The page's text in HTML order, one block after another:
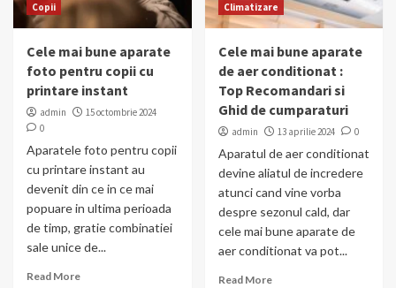
Copii
Cele mai bune aparate
foto pentru copii cu
printare instant
admin
15 octombrie 2024
0
Aparatele foto pentru copii
cu printare instant au
devenit din ce in ce mai
popuare in ultima perioada
de timp, gratie combinatiei
sale unice de...
Read More
Climatizare
Cele mai bune aparate
de aer conditionat :
Top Recomandari si
Ghid de cumparaturi
admin 13 aprilie 2024 0
Aparatul de aer conditionat
devine aliatul de incredere
atunci cand vine vorba
despre sezonul cald, dar
cele mai bune aparate de
aer conditionat va pot...
Read More